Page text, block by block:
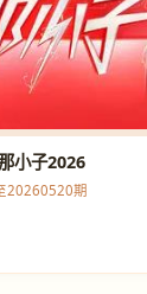
小子2026
20260520期